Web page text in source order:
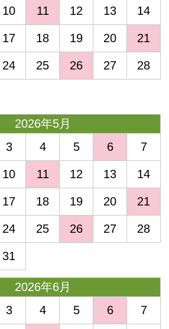
10 11 12 13 14
17 18 19 20 21
24 25 26 27 28
2026年5月
3 4 5 6 7
10 11 12 13 14
17 18 19 20 21
24 25 26 27 28
31
2026年6月
3 4 5 6 7